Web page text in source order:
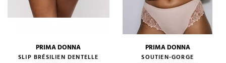
PRIMA DONNA
SLIP BRÉSILIEN DENTELLE
PRIMA DONNA
SOUTIEN-GORGE